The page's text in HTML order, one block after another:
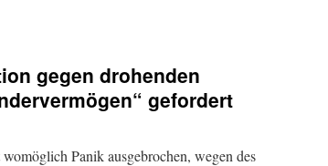
gegen drohenden
gefordert
Panik ausgebrochen, wegen des